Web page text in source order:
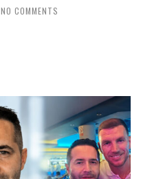
NO COMMENTS